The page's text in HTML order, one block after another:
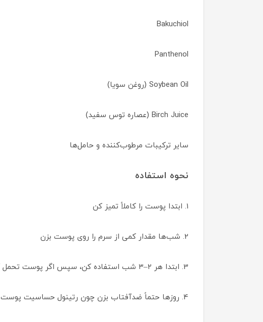
Bakuchiol
Panthenol
Soybean Oil (روغن سویا)
Birch Juice (عصاره توس سفید)
سایر ترکیبات مرطوب‌کننده و حامل‌ها
نحوه استفاده
1. ابتدا پوست را کاملاً تمیز کن
2. شب‌ها مقدار کمی از سرم را روی پوست بزن
3. ابتدا هر ۲–۳ شب استفاده کن، سپس اگر پوست تحمل کرد، هر شب
4. روزها حتماً ضدآفتاب بزن چون رتینول حساسیت پوست به نور را افزایش می‌دهد